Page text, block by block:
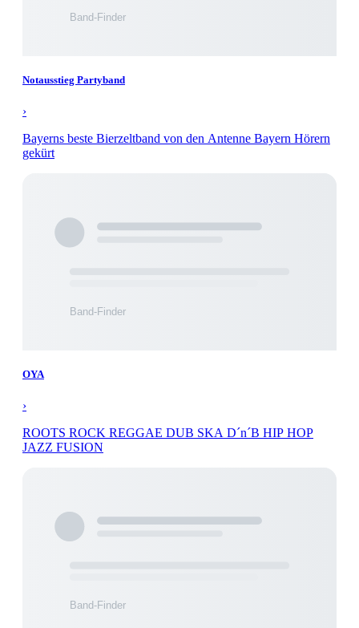
Notausstieg Partyband
›
Bayerns beste Bierzeltband von den Antenne Bayern Hörern
gekürt
OYA
›
ROOTS ROCK REGGAE DUB SKA D´n´B HIP HOP
JAZZ FUSION